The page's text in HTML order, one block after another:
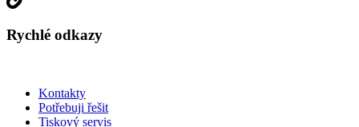
Rychlé odkazy
Kontakty
Potřebuji řešit
Tiskový servis